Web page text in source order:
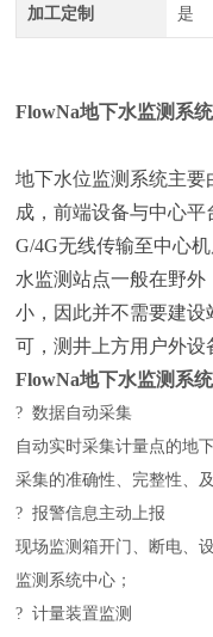
加工定制 是
FlowNa地下水监测系统
地下水位监测系统主要
成，前端设备与中心平
G/4G无线传输至中心
水监测站点一般在野
小，因此并不需要建设
可，测井上方用户外设
FlowNa地下水监测系统
? 数据自动采集
自动实时采集计量点的地
采集的准确性、完整性、
? 报警信息主动上报
现场监测箱开门、断电、
监测系统中心；
? 计量装置监测